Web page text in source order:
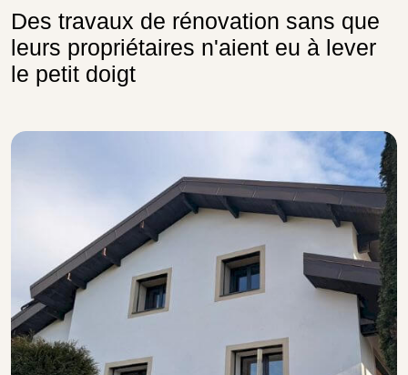
Des travaux de rénovation sans que
leurs propriétaires n'aient eu à lever
le petit doigt